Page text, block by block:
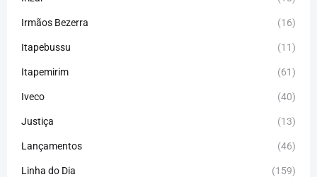
Irmãos Bezerra (16)
Itapebussu (11)
Itapemirim (61)
Iveco (40)
Justiça (13)
Lançamentos (46)
Linha do Dia (159)